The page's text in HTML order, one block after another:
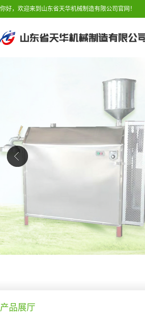
你好，欢迎来到山东省天华机械制造有限公司官网！
产品展厅